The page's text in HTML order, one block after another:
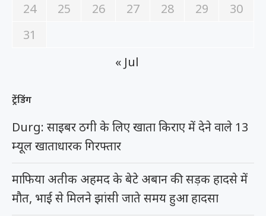
24
25 26 27 28 29
30
31
« Jul
ट्रेंडिंग
Durg: साइबर ठगी के लिए खाता किराए में देने वाले 13
म्यूल खाताधारक गिरफ्तार
माफिया अतीक अहमद के बेटे अबान की सड़क हादसे में
मौत, भाई से मिलने झांसी जाते समय हुआ हादसा